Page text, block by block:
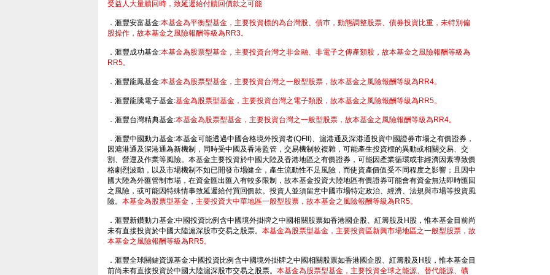
受益人大量贖回時，致延遲給付贖回價款之可能
．滙豐安富基金:本基金為平衡型基金，主要投資標的為台灣股、債巿，動態調整股票、債券投資比重，未特別偏
股操作，故本基金之風險報酬等級為RR3。
．滙豐成功基金:本基金為股票型基金，主要投資台灣之非金融、非電子之傳產類股，故本基金之風險報酬等級為
RR5。
．滙豐龍鳳基金:本基金為股票型基金，主要投資台灣之一般型股票，故本基金之風險報酬等級為RR4。
．滙豐龍騰電子基金:基金為股票型基金，主要投資台灣之電子類股，故本基金之風險報酬等級為RR5。
．滙豐台灣精典基金:本基金為股票型基金，主要投資台灣之一般型股票，故本基金之風險報酬等級為RR4。
．滙豐中國動力基金:本基金可能透過中國合格境外投資者(QFII)、滬港通及深港通投資中國證券市場之有價證券，
因滬港通及深港通為新機制，同時受中國及香港監管，交易機制較複雜，可能產生投資標的異動或相關交易、交
割、營運及作業等風險。本基金主要投資於中國大陸及香港地區之有價證券，可能因產業循環或非經濟因素導致價
格劇烈波動，以及市場機制不如已開發市場健全，產生流動性不足風險，而使資產價值受不同程度之影響；且因中
國大陸為外匯管制市場，在資金匯出匯入有較多限制，故本基金投資大陸地區有價證券可能會有資金無法即時匯回
之風險，或可能因特殊情事致延遲給付買回價款。投資人並須留意中國巿場特定政治、經濟、法規與巿場等投資風
險。 本基金為股票型基金，主要投資大中華地區一般型股票，故本基金之風險報酬等級為RR5。
．滙豐新鑽動力基金:中國投資比例含中國境外掛牌之中國相關股票如香港國企股、紅籌股及H股，惟本基金目前尚
未有直接投資於中國大陸滬深股巿交易之股票。 本基金為股票型基金，主要投資區新興市場地區之一般型股票，故
本基金之風險報酬等級為RR5。
．滙豐全球關鍵資源基金:中國投資比例含中國境外掛牌之中國相關股票如香港國企股、紅籌股及H股，惟本基金目
前尚未有直接投資於中國大陸滬深股巿交易之股票。 本基金為股票型基金，主要投資全球之能源、替代能源、礦